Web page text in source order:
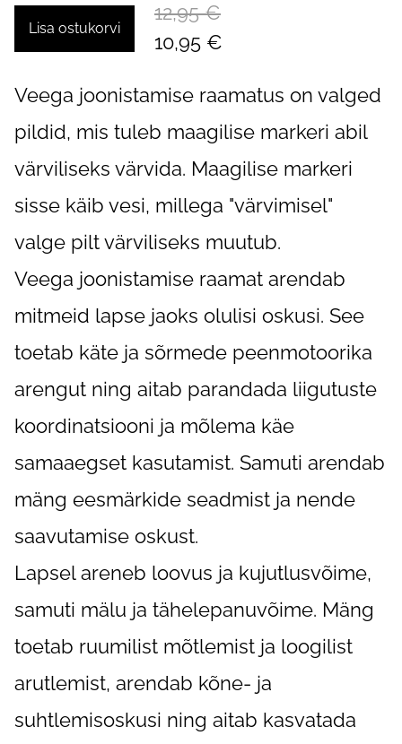
Lisa ostukorvi
12,95 €
10,95 €
Veega joonistamise raamatus on valged
pildid, mis tuleb maagilise markeri abil
värviliseks värvida. Maagilise markeri
sisse käib vesi, millega "värvimisel"
valge pilt värviliseks muutub.
Veega joonistamise raamat arendab
mitmeid lapse jaoks olulisi oskusi. See
toetab käte ja sõrmede peenmotoorika
arengut ning aitab parandada liigutuste
koordinatsiooni ja mõlema käe
samaaegset kasutamist. Samuti arendab
mäng eesmärkide seadmist ja nende
saavutamise oskust.
Lapsel areneb loovus ja kujutlusvõime,
samuti mälu ja tähelepanuvõime. Mäng
toetab ruumilist mõtlemist ja loogilist
arutlemist, arendab kõne- ja
suhtlemisoskusi ning aitab kasvatada